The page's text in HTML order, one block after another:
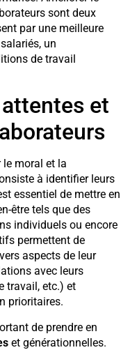
sont deux
par une meilleure
un
de travail
et
le moral et la
à identifier leurs
essentiel de mettre en
être tels que des
individuels ou encore
permettent de
aspects de leur
avec leurs
travail, etc.) et
prioritaires.
de prendre en
et générationnelles.